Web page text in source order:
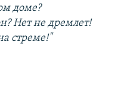
доме?
Нет не дремлет!
стреме!"